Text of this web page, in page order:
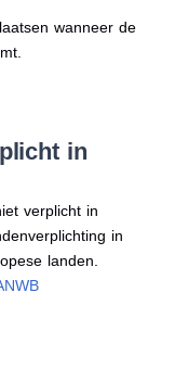
wanneer de
in
verplicht in
in
landen.